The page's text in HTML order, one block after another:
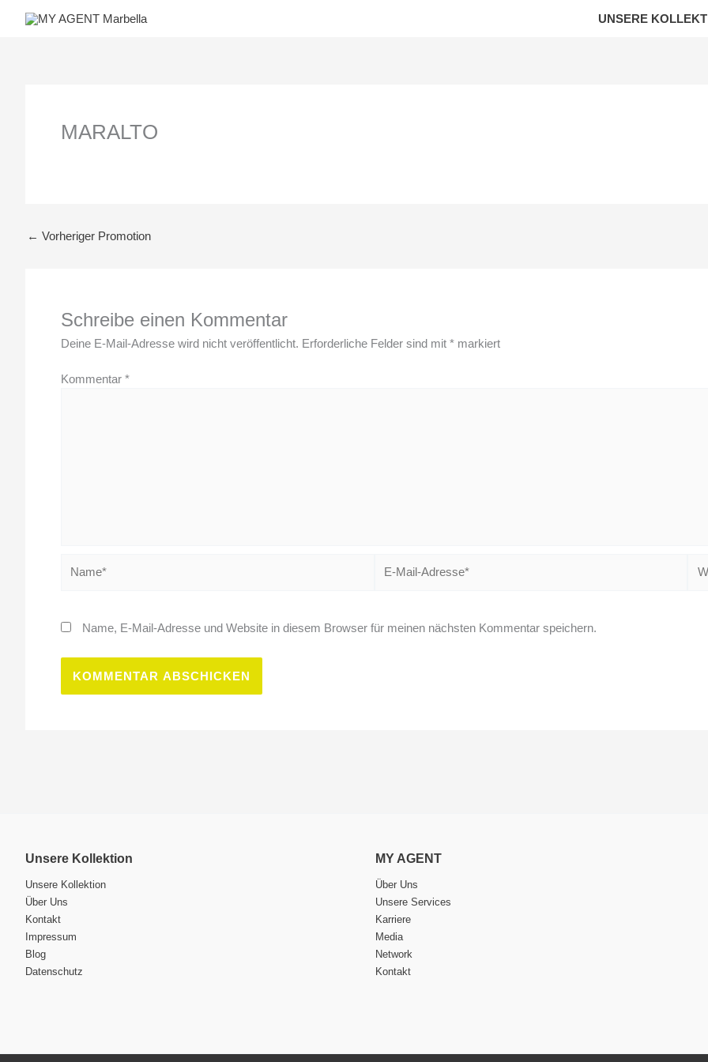
Inhalt
UNSERE
MARALTO
← Vorheriger Promotion
Schreibe einen Kommentar
Deine E-Mail-Adresse wird nicht veröffentlicht. Erforderliche Felder sind mit * markiert
Kommentar *
Mail-
Name, E-Mail-Adresse und Website in diesem Browser für meinen nächsten Kommentar speichern.
Unsere Kollektion
Unsere Kollektion
Über Uns
Kontakt
Impressum
Blog
Datenschutz
MY AGENT
Über Uns
Unsere Services
Karriere
Media
Network
Kontakt